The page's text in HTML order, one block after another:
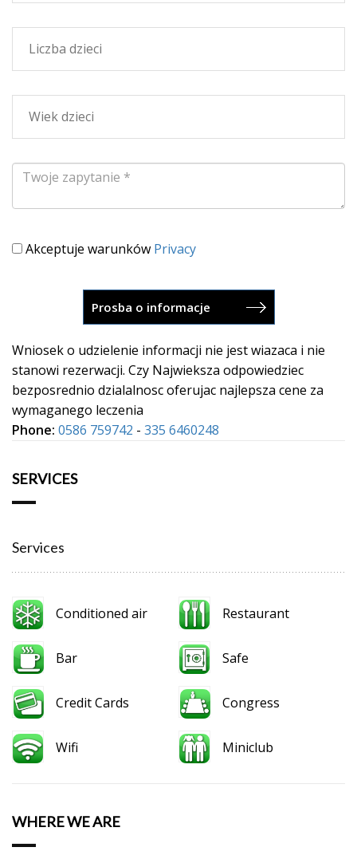
Akceptuje warunków Privacy
Wniosek o udzielenie informacji nie jest wiazaca i nie
stanowi rezerwacji. Czy Najwieksza odpowiedziec
bezposrednio dzialalnosc oferujac najlepsza cene za
wymaganego leczenia
Phone: 0586 759742 - 335 6460248
SERVICES
Services
Conditioned air Restaurant
Bar Safe
Credit Cards Congress
Wifi Miniclub
WHERE WE ARE